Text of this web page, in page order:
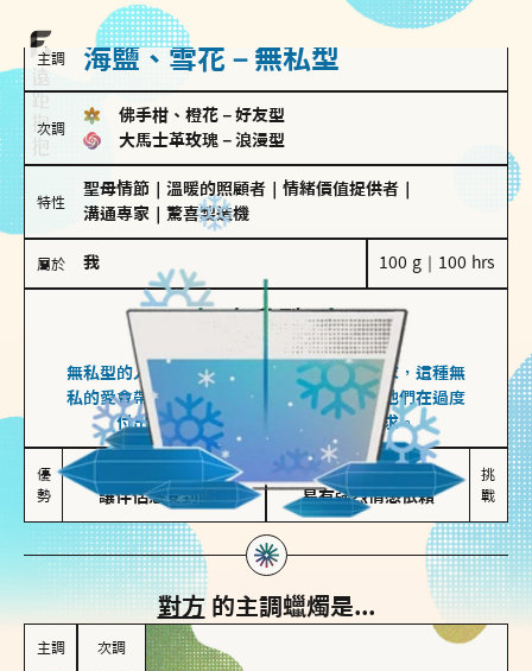
主調 海鹽、雪花－無私型
次調
佛手柑、橙花 － 好友型
大馬士革玫瑰 － 浪漫型
特性
聖母情節 溫暖的照顧者 情緒價值提供者
溝通專家
驚喜製造機
屬於 我 100 g｜100 hrs
無私型
海鹽、雪花
無私型的人傾向用心呵護、滿足另一半的需求，這種無
私的愛會帶來緊密的關係連結，但也可能讓他們在過度
付出中迷失自我，忽略自己真正的需求。
優
勢
讓伴侶感受到關懷
較難設立界線
易有強烈情感依賴
挑
戰
對方的主調蠟燭是...
主調 次調